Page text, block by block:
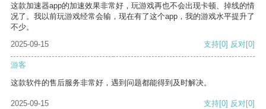
这款加速器app的加速效果非常好，玩游戏再也不会出现卡顿、掉线的情
况了。我以前玩游戏经常会输，现在有了这个app，我的游戏水平提升了
不少。
2025-09-15
支持[0] 反对[0]
游客
这款软件的售后服务非常好，遇到问题都能得到及时解决。
2025-09-15 支持[0] 反对[0]